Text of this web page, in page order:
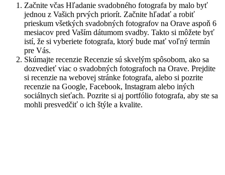
Začnite včas Hľadanie svadobného fotografa by malo byť
jednou z Vašich prvých priorít. Začnite hľadať a robiť
prieskum všetkých svadobných fotografov na Orave aspoň 6
mesiacov pred Vaším dátumom svadby. Takto si môžete byť
istí, že si vyberiete fotografa, ktorý bude mať voľný termín
pre Vás.
Skúmajte recenzie Recenzie sú skvelým spôsobom, ako sa
dozvedieť viac o svadobných fotografoch na Orave. Prejdite
si recenzie na webovej stránke fotografa, alebo si pozrite
recenzie na Google, Facebook, Instagram alebo iných
sociálnych sieťach. Pozrite si aj portfólio fotografa, aby ste sa
mohli presvedčiť o ich štýle a kvalite.